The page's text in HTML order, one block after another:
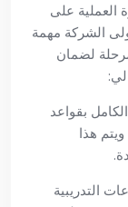
العملية على
الشركة مهمة
لضمان
بقواعد
هذا
التدريبية